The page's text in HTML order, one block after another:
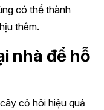
có thể thành
thêm.
nhà để hỗ
cỏ hôi hiệu quả